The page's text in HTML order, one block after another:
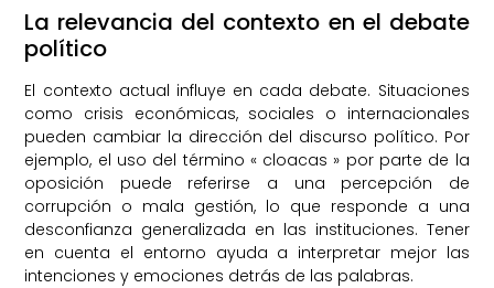
La relevancia del contexto en el debate
político
El contexto actual influye en cada debate. Situaciones
como crisis económicas, sociales o internacionales
pueden cambiar la dirección del discurso político. Por
ejemplo, el uso del término « cloacas » por parte de la
oposición puede referirse a una percepción de
corrupción o mala gestión, lo que responde a una
desconfianza generalizada en las instituciones. Tener
en cuenta el entorno ayuda a interpretar mejor las
intenciones y emociones detrás de las palabras.